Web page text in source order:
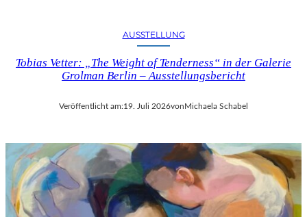
AUSSTELLUNG
Tobias Vetter: „The Weight of Tenderness“ in der Galerie
Grolman Berlin – Ausstellungsbericht
Veröffentlicht am:19. Juli 2026vonMichaela Schabel